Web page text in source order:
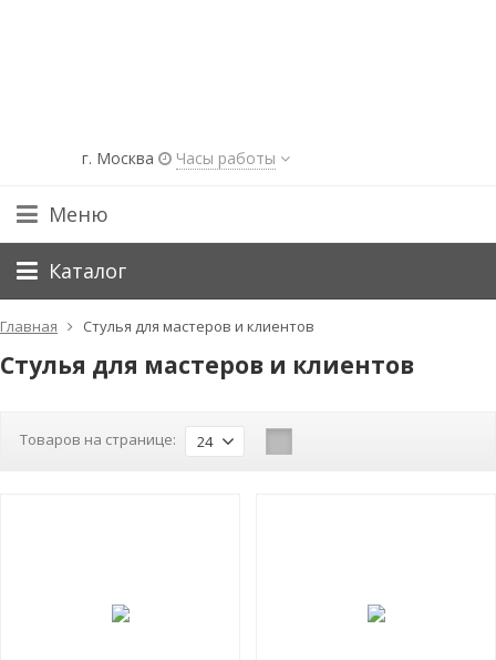
г. Москва Часы работы
Меню
Каталог
Главная Стулья для мастеров и клиентов
Стулья для мастеров и клиентов
Товаров на странице: 24